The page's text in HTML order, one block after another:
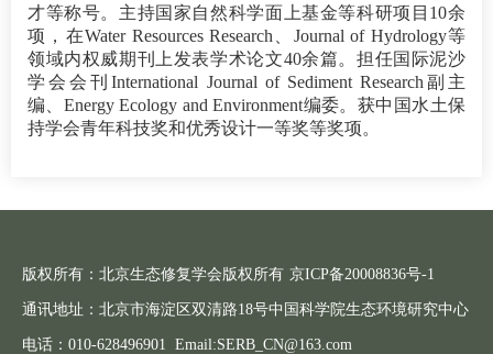
才等称号。主持国家自然科学面上基金等科研项目10余
项，在Water Resources Research、Journal of Hydrology等
领域内权威期刊上发表学术论文40余篇。担任国际泥沙
学会会刊International Journal of Sediment Research副主
编、Energy Ecology and Environment编委。获中国水土保
持学会青年科技奖和优秀设计一等奖等奖项。
版权所有：北京生态修复学会版权所有 京ICP备20008836号-1
通讯地址：北京市海淀区双清路18号中国科学院生态环境研究中心
电话：010-628496901 Email:SERB_CN@163.com